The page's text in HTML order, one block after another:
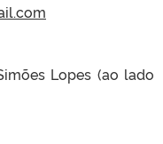
Lopes (ao lado